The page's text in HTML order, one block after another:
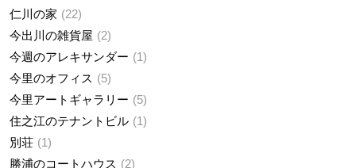
仁川の家
22
今出川の雑貨屋
2
今週のアレキサンダー
1
今里のオフィス
5
今里アートギャラリー
5
住之江のテナントビル
1
別荘
1
勝浦のコートハウス
2